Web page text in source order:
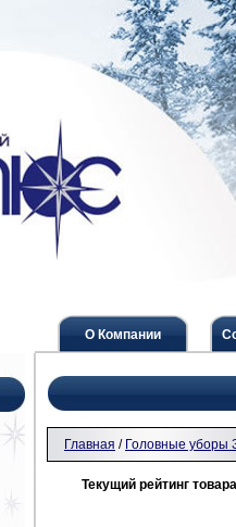
О Компании
Главная / Головные уборы
Текущий рейтинг